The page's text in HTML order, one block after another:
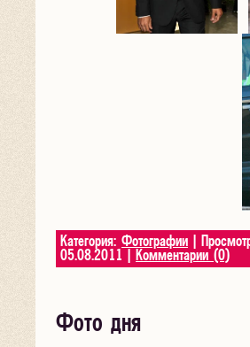
Категория: Фотографии |
05.08.2011
Комментарии (0)
Фото дня